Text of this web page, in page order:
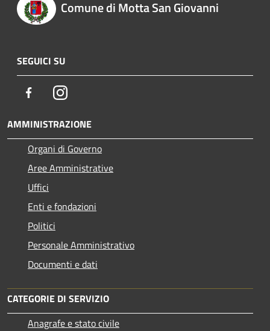
Comune di Motta San Giovanni
SEGUICI SU
FacebookInstagram
AMMINISTRAZIONE
Organi di Governo
Aree Amministrative
Uffici
Enti e fondazioni
Politici
Personale Amministrativo
Documenti e dati
CATEGORIE DI SERVIZIO
Anagrafe e stato civile